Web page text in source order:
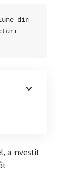
din
a investit